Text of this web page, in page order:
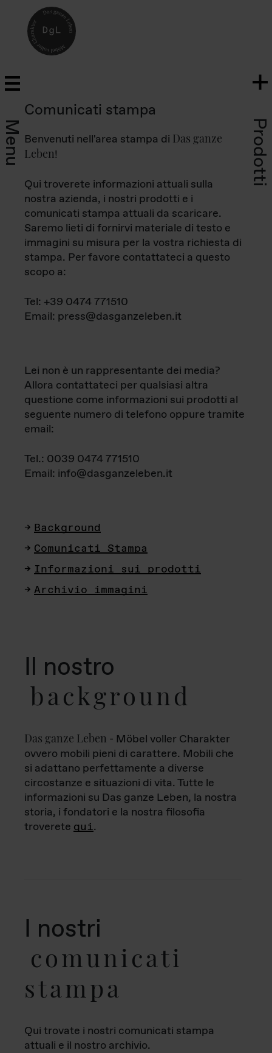
Menu Prodotti
Comunicati stampa
Benvenuti nell'area stampa di Das ganze
Leben!
Qui troverete informazioni attuali sulla
nostra azienda, i nostri prodotti e i
comunicati stampa attuali da scaricare.
Saremo lieti di fornirvi materiale di testo e
immagini su misura per la vostra richiesta di
stampa. Per favore contattateci a questo
scopo a:
Tel: +39 0474 771510
Email: press@dasganzeleben.it
Lei non è un rappresentante dei media?
Allora contattateci per qualsiasi altra
questione come informazioni sui prodotti al
seguente numero di telefono oppure tramite
email:
Tel.: 0039 0474 771510
Email: info@dasganzeleben.it
Background
Comunicati Stampa
Informazioni sui prodotti
Archivio immagini
Il nostro
background
Das ganze Leben - Möbel voller Charakter
ovvero mobili pieni di carattere. Mobili che
si adattano perfettamente a diverse
circostanze e situazioni di vita. Tutte le
informazioni su Das ganze Leben, la nostra
storia, i fondatori e la nostra filosofia
troverete qui.
I nostri
comunicati
stampa
Qui trovate i nostri comunicati stampa
attuali e il nostro archivio.